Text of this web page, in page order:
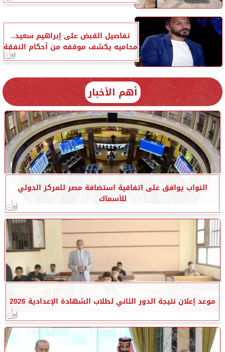
تفاصيل القبض على إبراهيم سعيد..
محاميه يكشف موقفه من أحكام النفقة
أهم الأخبار
النواب يوافق على اتفاقية استضافة مصر للمركز الدولي
للأسماك
موعد إعلان نتيجة الدور الثاني لطلاب الشهادة الإعدادية 2026